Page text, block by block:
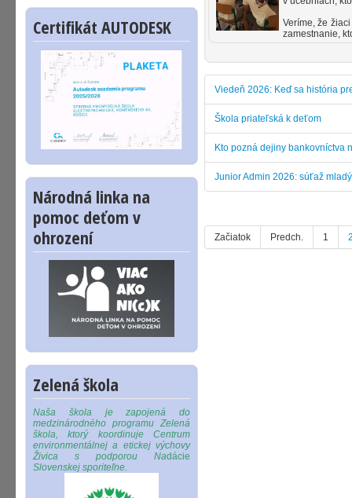
Certifikát AUTODESK
Národná linka na
pomoc deťom v
ohrození
Zelená škola
Naša škola je zapojená do
medzinárodného programu Zelená
škola, ktorý koordinuje Centrum
environmentálnej a etickej výchovy
Živica s podporou Nadácie
Slovenskej sporiteľne.
Veríme, že
zamestnanie,
Viedeň 2026: Keď sa história
Škola priateľská k deťom
Kto pozná dejiny bankovníctva
Junior Admin 2026: súťaž
Začiatok Predch. 1